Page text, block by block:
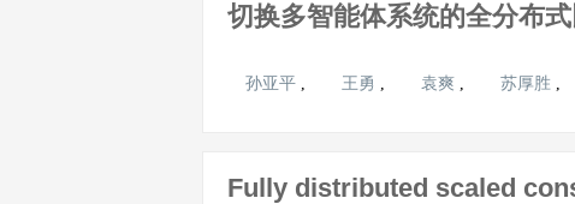
切换多智能体系统的全分布
孙亚平 , 王勇 , 袁爽 , 苏厚胜 ,
Fully distributed scaled